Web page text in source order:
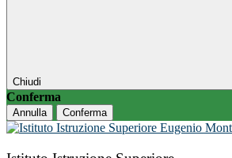
Chiudi
Conferma
Annulla Conferma